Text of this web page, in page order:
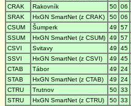
CRAK
Rakovník 50 06
SRAK
HxGN SmartNet (z CRAK) 50 06
CSUM
Šumperk 49 57
SSUM
HxGN SmartNet (z CSUM) 49 57
CSVI
Svitavy 49 45
SSVI
HxGN SmartNet (z CSVI) 49 45
CTAB
Tábor 49 24
STAB
HxGN SmartNet (z CTAB) 49 24
CTRU
Trutnov 50 33
STRU
HxGN SmartNet (z CTRU) 50 33